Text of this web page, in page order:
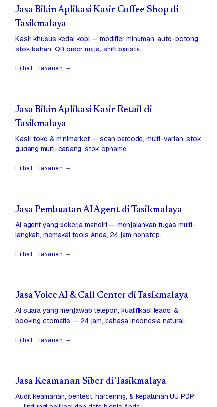
Jasa Bikin Aplikasi Kasir Coffee Shop di
Tasikmalaya
Kasir khusus kedai kopi — modifier minuman, auto-potong
stok bahan, QR order meja, shift barista.
Lihat layanan →
Jasa Bikin Aplikasi Kasir Retail di
Tasikmalaya
Kasir toko & minimarket — scan barcode, multi-varian, stok
gudang multi-cabang, stok opname.
Lihat layanan →
Jasa Pembuatan AI Agent di Tasikmalaya
AI agent yang bekerja mandiri — menjalankan tugas multi-
langkah, memakai tools Anda, 24 jam nonstop.
Lihat layanan →
Jasa Voice AI & Call Center di Tasikmalaya
AI suara yang menjawab telepon, kualifikasi leads, &
booking otomatis — 24 jam, bahasa Indonesia natural.
Lihat layanan →
Jasa Keamanan Siber di Tasikmalaya
Audit keamanan, pentest, hardening, & kepatuhan UU PDP